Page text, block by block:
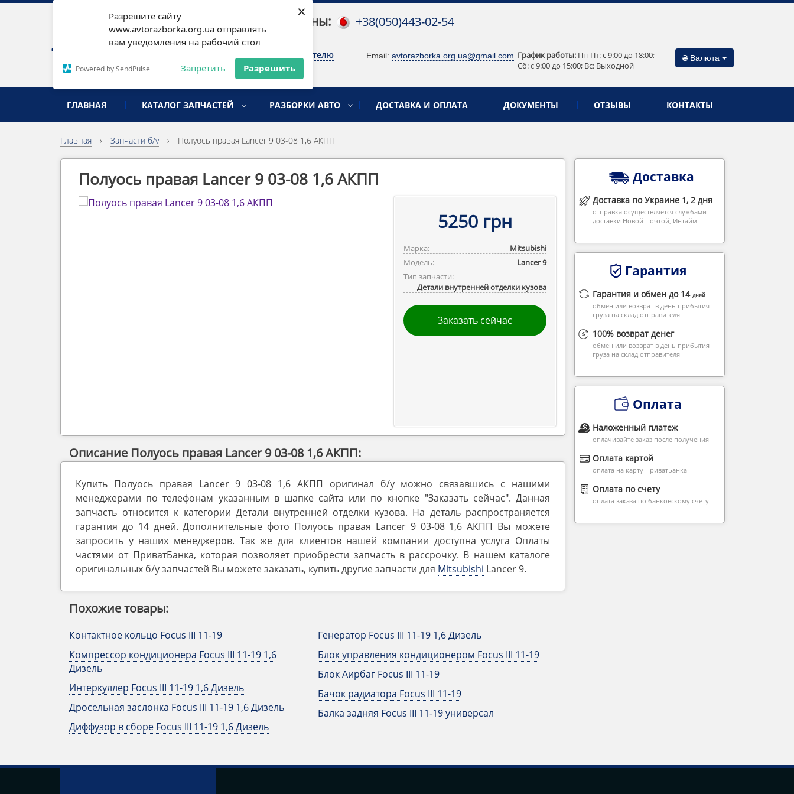
Разрешите сайту
www.avtorazborka.org.ua отправлять
вам уведомления на рабочий стол
Powered by SendPulse Запретить Разрешить
×
разборка иномарок
Наши телефоны: +38(050)443-02-54
Письмо руководителю Email: avtorazborka.org.ua@gmail.com График работы: Пн-Пт: c 9:00 до 18:00;
Сб: c 9:00 до 15:00; Вс: Выходной
₴ Валюта
ГЛАВНАЯ КАТАЛОГ ЗАПЧАСТЕЙ РАЗБОРКИ АВТО ДОСТАВКА И ОПЛАТА ДОКУМЕНТЫ ОТЗЫВЫ КОНТАКТЫ
Главная › Запчасти б/у › Полуось правая Lancer 9 03-08 1,6 АКПП
Полуось правая Lancer 9 03-08 1,6 АКПП
5250 грн
Марка:
Mitsubishi
Модель:
Lancer 9
Тип запчасти:
Детали внутренней отделки кузова
Заказать сейчас
Описание Полуось правая Lancer 9 03-08 1,6 АКПП:
Купить Полуось правая Lancer 9 03-08 1,6 АКПП оригинал б/у можно связавшись с нашими
менеджерами по телефонам указанным в шапке сайта или по кнопке "Заказать сейчас". Данная
запчасть относится к категории Детали внутренней отделки кузова. На деталь распространяется
гарантия до 14 дней. Дополнительные фото Полуось правая Lancer 9 03-08 1,6 АКПП Вы можете
запросить у наших менеджеров. Так же для клиентов нашей компании доступна услуга Оплаты
частями от ПриватБанка, которая позволяет приобрести запчасть в рассрочку. В нашем каталоге
оригинальных б/у запчастей Вы можете заказать, купить другие запчасти для Mitsubishi Lancer 9.
Похожие товары:
Контактное кольцо Focus III 11-19
Компрессор кондиционера Focus III 11-19 1,6
Дизель
Интеркуллер Focus III 11-19 1,6 Дизель
Дросельная заслонка Focus III 11-19 1,6 Дизель
Диффузор в сборе Focus III 11-19 1,6 Дизель
Генератор Focus III 11-19 1,6 Дизель
Блок управления кондиционером Focus III 11-19
Блок Аирбаг Focus III 11-19
Бачок радиатора Focus III 11-19
Балка задняя Focus III 11-19 универсал
Доставка
Доставка по Украине 1, 2 дня
отправка осуществляется службами
доставки Новой Почтой, Интайм
Гарантия
Гарантия и обмен до 14 дней
обмен или возврат в день прибытия
груза на склад отправителя
100% возврат денег
обмен или возврат в день прибытия
груза на склад отправителя
Оплата
Наложенный платеж
оплачивайте заказ после получения
Оплата картой
оплата на карту ПриватБанка
Оплата по счету
оплата заказа по банковскому счету